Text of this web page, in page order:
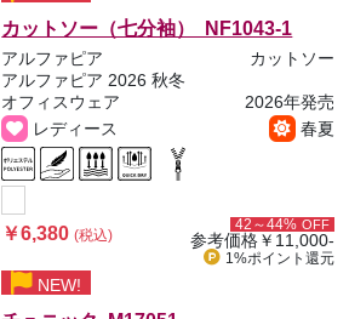
カットソー（七分袖） NF1043-1
アルファピア
カットソー
アルファピア 2026 秋冬
オフィスウェア
2026年発売
レディース
春夏
￥6,380(税込)
42～44% OFF
参考価格￥11,000-
1%ポイント 還元
NEW!